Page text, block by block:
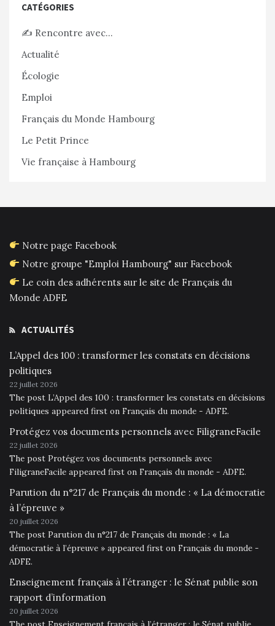
CATÉGORIES
✍️ Rencontre avec…
Actualité
Écologie
Emploi
Français du Monde Hambourg
Le Petit Prince
Vie française à Hambourg
Notre page Facebook
Notre groupe "Emploi Hambourg" sur Facebook
Le coin des adhérents sur le site de Français du
Monde ADFE
ACTUALITÉS
L’Appel des 100 : transformer les constats en décisions
politiques
22 juillet 2026
The post L’Appel des 100 : transformer les constats en décisions
politiques appeared first on Français du monde - ADFE.
Protégez vos documents personnels avec FiligraneFacile
22 juillet 2026
The post Protégez vos documents personnels avec
FiligraneFacile appeared first on Français du monde - ADFE.
Parution du n°217 de Français du monde : « La démocratie
à l’épreuve »
20 juillet 2026
The post Parution du n°217 de Français du monde : « La
démocratie à l’épreuve » appeared first on Français du monde -
ADFE.
Enseignement français à l’étranger : le Sénat publie son
rapport d’information
20 juillet 2026